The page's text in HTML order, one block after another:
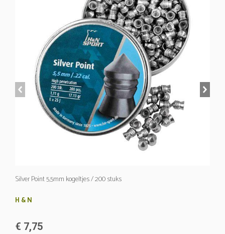
Silver Point 5,5mm kogeltjes / 200 stuks
H & N
€ 7,75
prev